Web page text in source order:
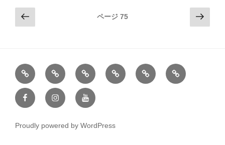
投
稿
ゲ
ー
シ
ン
の
ジ
ページ 75
次
の
す
べ
て
著
書
一
覧
近
況
制
作
イ
ラ
日
常
FacebookInstagramYouTube
Proudly powered by WordPress